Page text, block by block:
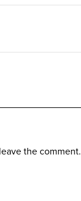
the comment.